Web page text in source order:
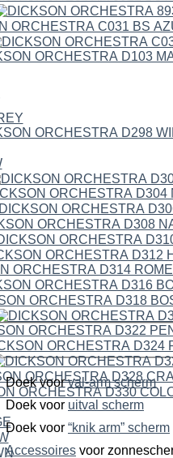
Doek voor
val-arm scherm
Doek voor
uitval scherm
Doek voor
“knik arm” scherm
Accessoires voor